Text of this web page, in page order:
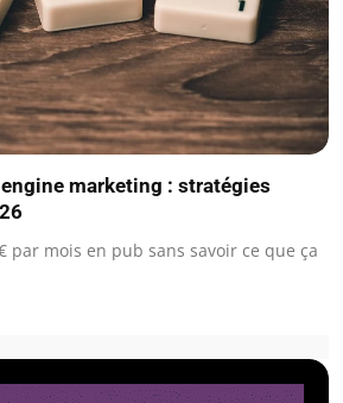
marketing : stratégies
par mois en pub sans savoir ce que ça